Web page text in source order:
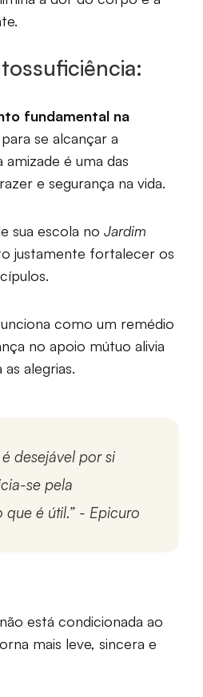
fundamental na
para se alcançar a
amizade é uma das
e segurança na vida.
sua escola no Jardim
justamente fortalecer os
como um remédio
no apoio mútuo alivia
alegrias.
desejável por si
se pela
que é útil.” - Epicuro
está condicionada ao
mais leve, sincera e